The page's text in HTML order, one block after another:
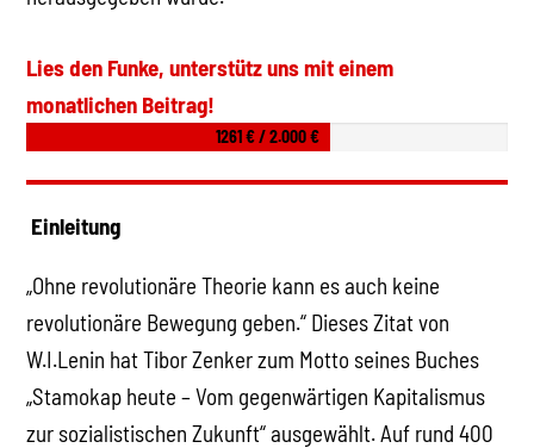
Lies den Funke, unterstütz uns mit einem
monatlichen Beitrag!
1261 € / 2.000 €
Einleitung
„Ohne revolutionäre Theorie kann es auch keine
revolutionäre Bewegung geben.“ Dieses Zitat von
W.I.Lenin hat Tibor Zenker zum Motto seines Buches
„Stamokap heute – Vom gegenwärtigen Kapitalismus
zur sozialistischen Zukunft“ ausgewählt. Auf rund 400